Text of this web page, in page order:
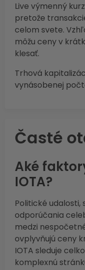
Live výmenný
pretože
celom svete.
môžu ceny v
klesať.
Trhová
vynásobenej
Časté
Aké
IOTA?
Politické
odporúčania
medzi
ovplyvňujú ceny
IOTA sleduje
komplexnú